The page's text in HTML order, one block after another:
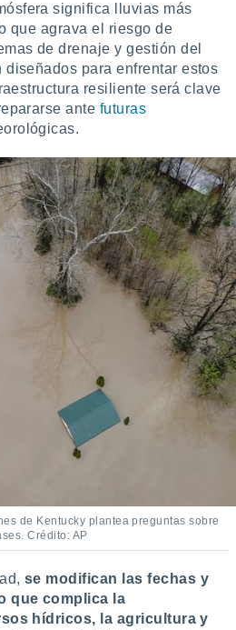
significa lluvias más
que agrava el riesgo de
de drenaje y gestión del
para enfrentar estos
resiliente será clave
ante futuras
de Kentucky plantea preguntas sobre
Crédito: AP
se modifican las fechas y
que complica la
hídricos, la agricultura y